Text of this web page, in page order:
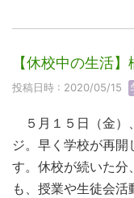
【休校中の生活
投稿日時 : 2020/05/15
５月１５日（金）
ジ。早く学校が再開
す。休校が続いた分
も、授業や生徒会